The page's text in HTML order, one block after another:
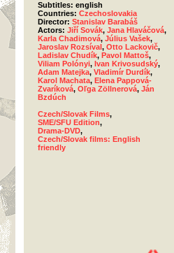
Subtitles: english
Countries: Czechoslovakia
Director: Stanislav Barabáš
Actors: Jiří Sovák, Jana Hlaváčová,
Karla Chadimová, Július Vašek,
Jaroslav Rozsíval, Otto Lackovič,
Ladislav Chudík, Pavol Mattoš,
Viliam Polónyi, Ivan Krivosudský,
Adam Matejka, Vladimír Durdík,
Karol Machata, Elena Pappová-
Zvaríková, Oľga Zöllnerová, Ján
Bzdúch
Czech/Slovak Films,
SME/SFU Edition,
Drama-DVD,
Czech/Slovak films: English
friendly